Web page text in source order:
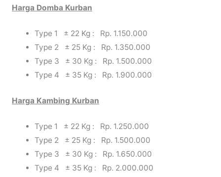
Harga Domba Kurban
Type 1 ± 22 Kg : Rp. 1.150.000
Type 2 ± 25 Kg : Rp. 1.350.000
Type 3 ± 30 Kg : Rp. 1.500.000
Type 4 ± 35 Kg : Rp. 1.900.000
Harga Kambing Kurban
Type 1 ± 22 Kg : Rp. 1.250.000
Type 2 ± 25 Kg : Rp. 1.500.000
Type 3 ± 30 Kg : Rp. 1.650.000
Type 4 ± 35 Kg : Rp. 2.000.000